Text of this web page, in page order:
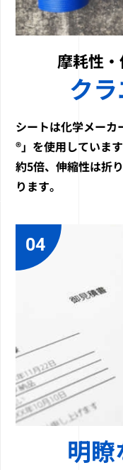
摩耗性
ク
シートは化学メーカ
®」を使用していま
約5倍、伸縮性は折
ります。
04
明